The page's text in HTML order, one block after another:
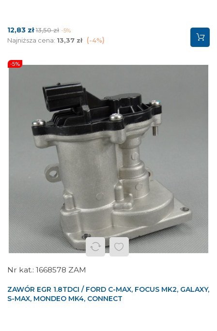
Cena
12,83 złCena
podstawowa
13,50 zł -5%
Najniższa cena: 13,37 zł -4%
-5%
1668578 ZAM
ZAWÓR EGR 1.8TDCI / FORD C-MAX, FOCUS MK2, GALAXY,
S-MAX, MONDEO MK4, CONNECT